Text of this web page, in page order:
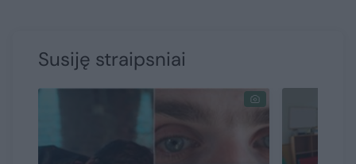
Susiję straipsniai